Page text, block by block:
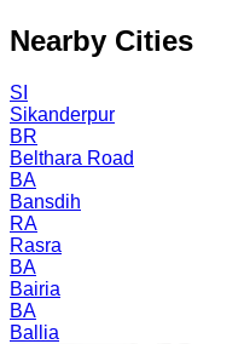
Nearby Cities
SI
Sikanderpur
BR
Belthara Road
BA
Bansdih
RA
Rasra
BA
Bairia
BA
Ballia